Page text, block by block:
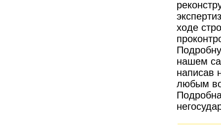
ходе
нашем
написав
любым